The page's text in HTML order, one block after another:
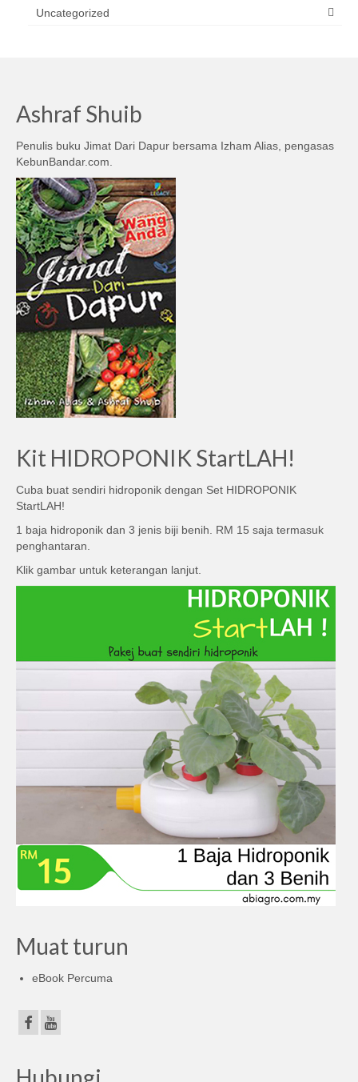
Uncategorized
Ashraf Shuib
Penulis buku Jimat Dari Dapur bersama Izham Alias, pengasas
KebunBandar.com.
Kit HIDROPONIK StartLAH!
Cuba buat sendiri hidroponik dengan Set HIDROPONIK
StartLAH!
1 baja hidroponik dan 3 jenis biji benih. RM 15 saja termasuk
penghantaran.
Klik gambar untuk keterangan lanjut.
Muat turun
eBook Percuma